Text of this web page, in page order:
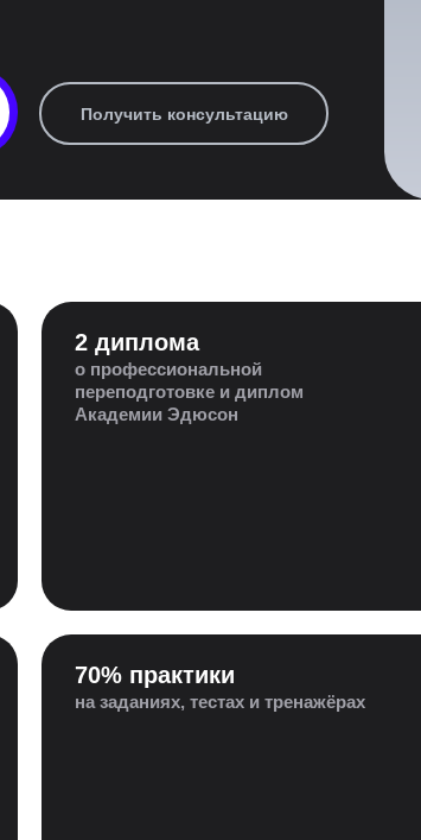
Получить консультацию
70% практики
на заданиях, тестах и тренажёрах
2 диплома
о профессиональной
переподготовке и диплом
Академии Эдюсон